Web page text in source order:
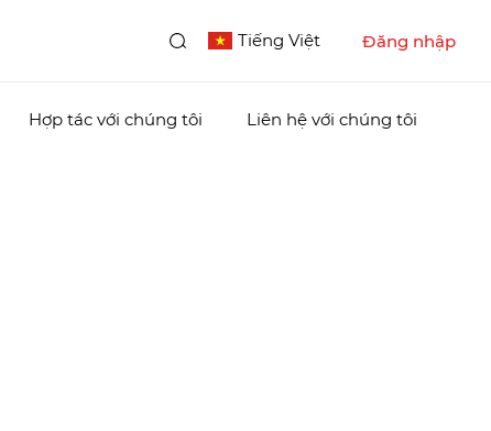
Tiếng Việt Đăng nhập
Hợp tác với chúng tôi Liên hệ với chúng tôi